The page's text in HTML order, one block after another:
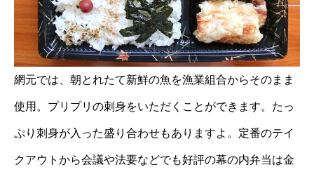
網元では、朝とれたて新鮮の魚を漁業組合からそのまま
使用。プリプリの刺身をいただくことができます。たっ
ぷり刺身が入った盛り合わせもありますよ。定番のテイ
クアウトから会議や法要などでも好評の幕の内弁当は金